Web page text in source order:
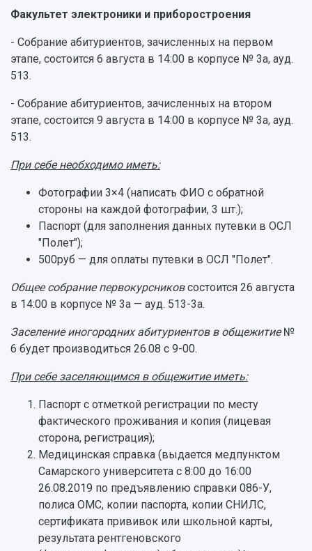
Фирменный стиль
Устойчивое развитие
3D-тур по университету
Музеи
Учебный аэродром
Ботанический сад
Умный дом бабочек
Международный межвузовский кампус
Сведения об образовательной организации
Официальные документы
Библиотека
Видеолекции
Противодействие COVID-19
Областной конкурс "Молодой учёный"
деятельности
Журналы Самарского университета
Научные конференции
Публикации и издания
Отчеты о проведенных конференциях
Факультет электроники и приборостроения
- Собрание абитуриентов, зачисленных на первом
этапе, состоится 6 августа в 14:00 в корпусе № 3а, ауд.
513.
- Собрание абитуриентов, зачисленных на втором
этапе, состоится 9 августа в 14:00 в корпусе № 3а, ауд.
513.
При себе необходимо иметь:
Фотографии 3×4 (написать ФИО с обратной
стороны на каждой фотографии, 3 шт.);
Паспорт (для заполнения данных путевки в ОСЛ
"Полет");
500руб — для оплаты путевки в ОСЛ "Полет".
Общее собрание первокурсниковсостоится 26 августа
в 14:00 в корпусе № 3а — ауд. 513-3а.
Заселение иногородних абитуриентов в общежитие№
6 будет производиться 26.08 с 9-00.
При себе заселяющимся в общежитие иметь:
Паспорт с отметкой регистрации по месту
фактического проживания и копия (лицевая
сторона, регистрация);
Медицинская справка (выдается медпунктом
Самарского университета с 8:00 до 16:00
26.08.2019 по предъявлению справки 086-У,
полиса ОМС, копии паспорта, копии СНИЛС,
сертификата прививок или школьной карты,
результата рентгеновского